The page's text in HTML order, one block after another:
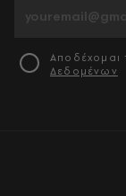
Αποδέχομαι
Δεδομένων